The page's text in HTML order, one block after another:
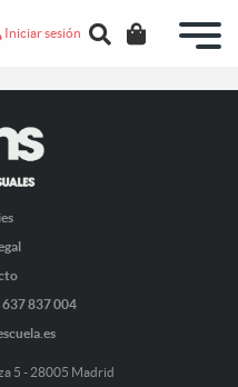
Iniciar sesión
837 004
5 - 28005 Madrid